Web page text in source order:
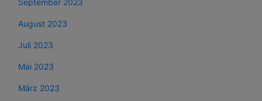
September 2023
August 2023
Juli 2023
Mai 2023
März 2023